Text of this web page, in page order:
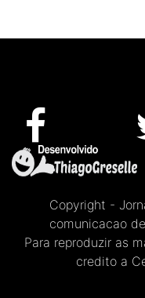
Copyright -
comunicacao
Para reproduzir as
credito a